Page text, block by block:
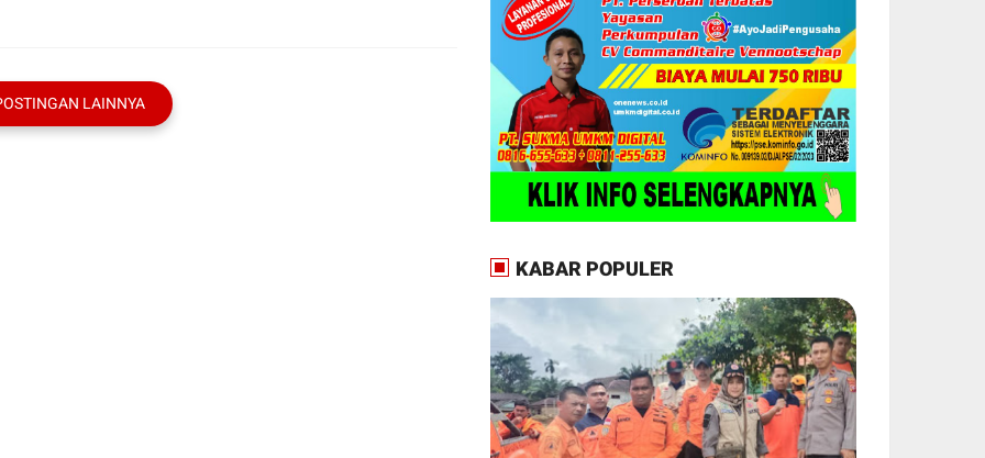
LAINNYA
KABAR POPULER